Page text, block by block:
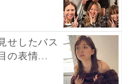
せしたバス
の表情...